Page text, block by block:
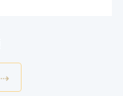
⇢下一頁